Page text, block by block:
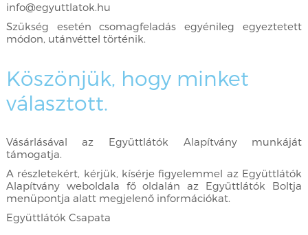
info@egyuttlatok.hu
Szükség esetén csomagfeladás egyénileg egyeztetett
módon, utánvéttel történik.
Köszönjük, hogy minket
választott.
Vásárlásával az Együttlátók Alapítvány munkáját
támogatja.
A részletekért, kérjük, kísérje figyelemmel az Együttlátók
Alapítvány weboldala fő oldalán az Együttlátók Boltja
menüpontja alatt megjelenő információkat.
Együttlátók Csapata